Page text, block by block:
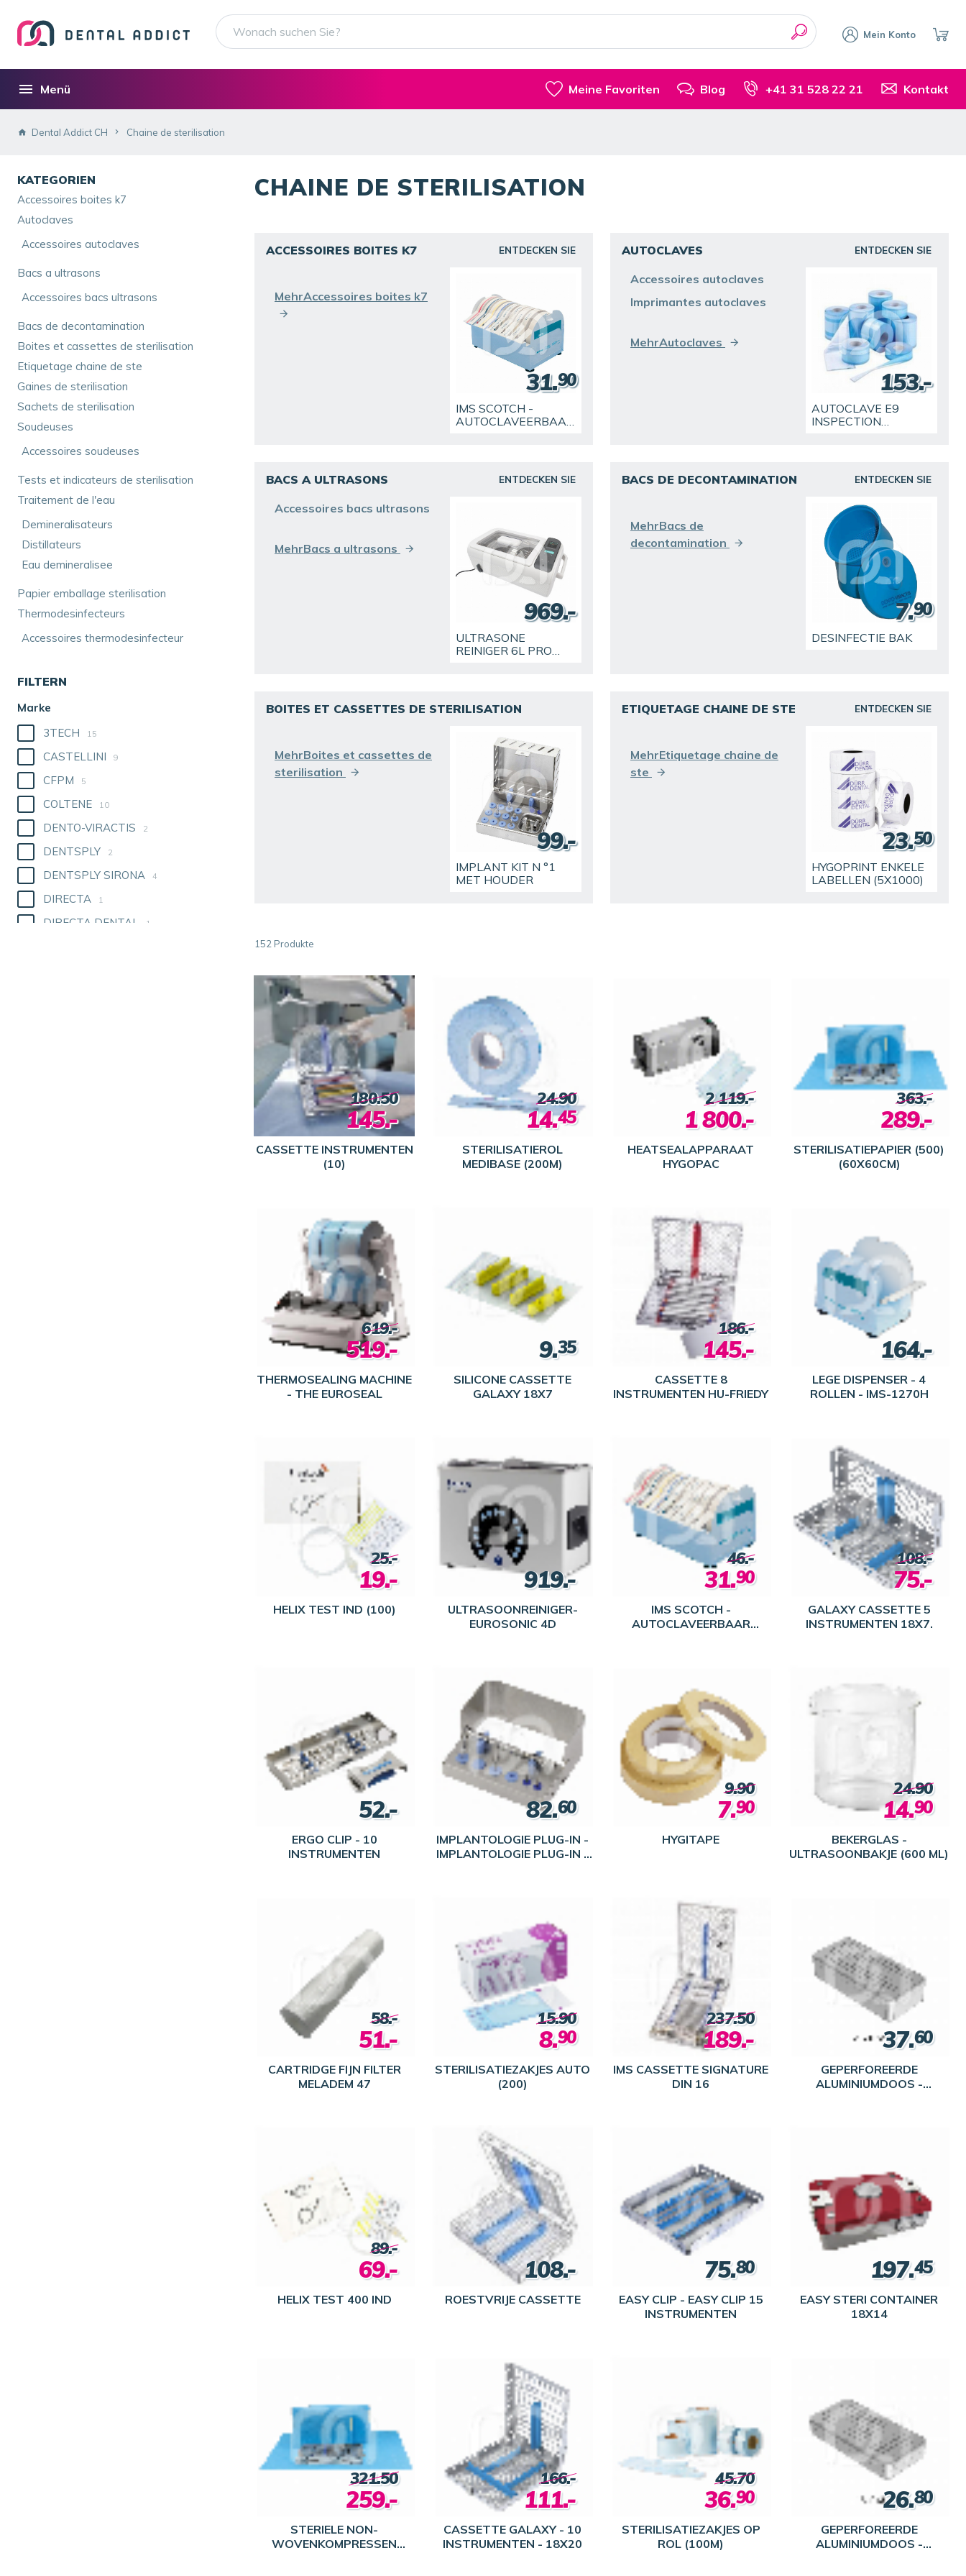
Mein Konto
Menü Meine Favoriten Blog Kontakt
+41 31 528 22 21
Dental Addict CH Chaine de sterilisation
KATEGORIEN
Accessoires boites k7
Autoclaves
Accessoires autoclaves
Bacs a ultrasons
Accessoires bacs ultrasons
Bacs de decontamination
Boites et cassettes de sterilisation
Etiquetage chaine de ste
Gaines de sterilisation
Sachets de sterilisation
Soudeuses
Accessoires soudeuses
Tests et indicateurs de sterilisation
Traitement de l'eau
Demineralisateurs
Distillateurs
Eau demineralisee
Papier emballage sterilisation
Thermodesinfecteurs
Accessoires thermodesinfecteur
FILTERN
Marke
3TECH
15
CASTELLINI 9
CFPM 5
COLTENE 10
DENTO-VIRACTIS 2
DENTSPLY 2
DENTSPLY SIRONA 4
DIRECTA 1
DIRECTA DENTAL 1
CHAINE DE STERILISATION
ACCESSOIRES BOITES K7 ENTDECKEN SIE
MehrAccessoires boites k7
IMS SCOTCH -
AUTOCLAVEERBAAR
31.90
AUTOCLAVES ENTDECKEN SIE
Accessoires autoclaves
Imprimantes autoclaves
MehrAutoclaves
AUTOCLAVE E9
INSPECTION
153.-
BACS A ULTRASONS ENTDECKEN SIE
Accessoires bacs ultrasons
MehrBacs a ultrasons
ULTRASONE
REINIGER 6L PRO
969.-
BACS DE DECONTAMINATION ENTDECKEN SIE
MehrBacs de
decontamination
DESINFECTIE BAK
7.90
BOITES ET CASSETTES DE STERILISATION
MehrBoites et cassettes de
sterilisation
IMPLANT KIT N °1
MET HOUDER
99.-
ETIQUETAGE CHAINE DE STE ENTDECKEN SIE
MehrEtiquetage chaine de
ste
HYGOPRINT ENKELE
LABELLEN (5X1000)
23.50
152 Produkte
CASSETTE INSTRUMENTEN
(10)
180.50
145.-
STERILISATIEROL
MEDIBASE (200M)
24.90
14.45
HEATSEALAPPARAAT
HYGOPAC
2 119.-
1 800.-
STERILISATIEPAPIER (500)
(60X60CM)
363.-
289.-
THERMOSEALING MACHINE
- THE EUROSEAL
619.-
519.-
SILICONE CASSETTE
GALAXY 18X7
9.35
CASSETTE 8
INSTRUMENTEN HU-FRIEDY
186.-
145.-
LEGE DISPENSER - 4
ROLLEN - IMS-1270H
164.-
HELIX TEST IND (100)
25.-
19.-
ULTRASOONREINIGER-
EUROSONIC 4D
919.-
IMS SCOTCH -
AUTOCLAVEERBAAR
46.-
31.90
GALAXY CASSETTE 5
INSTRUMENTEN 18X7.
108.-
75.-
ERGO CLIP - 10
INSTRUMENTEN
52.-
IMPLANTOLOGIE PLUG-IN -
IMPLANTOLOGIE PLUG-IN -
82.60
HYGITAPE
9.90
7.90
BEKERGLAS -
ULTRASOONBAKJE (600 ML)
24.90
14.90
CARTRIDGE FIJN FILTER
MELADEM 47
58.-
51.-
STERILISATIEZAKJES AUTO
(200)
15.90
8.90
IMS CASSETTE SIGNATURE
DIN 16
237.50
189.-
GEPERFOREERDE
ALUMINIUMDOOS -
37.60
HELIX TEST 400 IND
89.-
69.-
ROESTVRIJE CASSETTE
108.-
EASY CLIP - EASY CLIP 15
INSTRUMENTEN
75.80
EASY STERI CONTAINER
18X14
197.45
STERIELE NON-
WOVENKOMPRESSEN
321.50
259.-
CASSETTE GALAXY - 10
INSTRUMENTEN - 18X20
166.-
111.-
STERILISATIEZAKJES OP
ROL (100M)
45.70
36.90
GEPERFOREERDE
ALUMINIUMDOOS -
26.80